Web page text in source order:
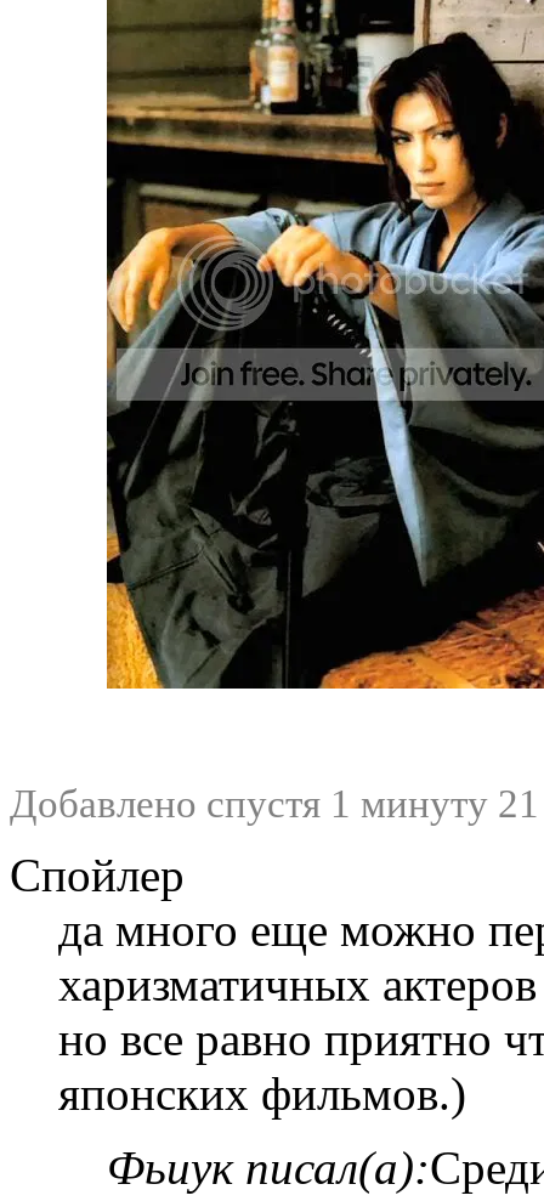
Добавлено спустя 1 минуту
Спойлер
да много еще можно
харизматичных
но все равно приятно
японских фильмов.)
Фьиук писал(а):